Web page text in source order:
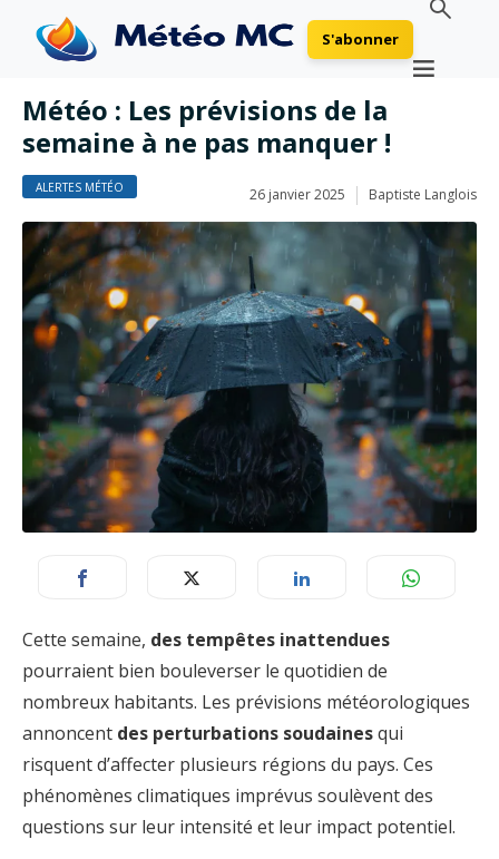
S'abonner
Météo : Les prévisions de la
semaine à ne pas manquer !
ALERTES MÉTÉO 26 janvier 2025 Baptiste Langlois
Cette semaine, des tempêtes inattendues
pourraient bien bouleverser le quotidien de
nombreux habitants. Les prévisions météorologiques
annoncent des perturbations soudainesqui
risquent d’affecter plusieurs régions du pays. Ces
phénomènes climatiques imprévus soulèvent des
questions sur leur intensité et leur impact potentiel.